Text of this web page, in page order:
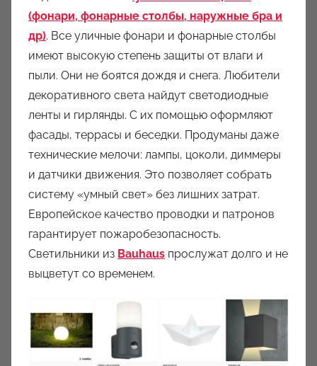
(фонари, фонарные столбы, наружные бра и
др). Все уличные фонари и фонарные столбы
имеют высокую степень защиты от влаги и
пыли. Они не боятся дождя и снега. Любители
декоративного света найдут светодиодные
ленты и гирлянды. С их помощью оформляют
фасады, террасы и беседки. Продуманы даже
технические мелочи: лампы, цоколи, диммеры
и датчики движения. Это позволяет собрать
систему «умный свет» без лишних затрат.
Европейское качество проводки и патронов
гарантирует пожаробезопасность.
Светильники из Bauhaus прослужат долго и не
выцветут со временем.